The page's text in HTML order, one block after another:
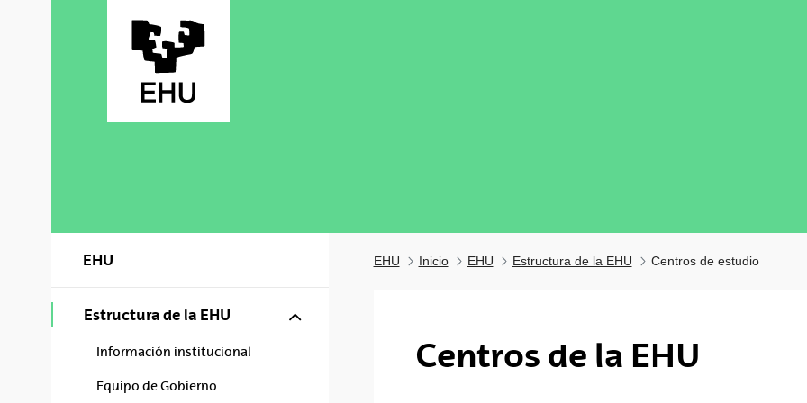
EHU
Estructura de la EHU Mostrar/ocultar subpáginas
Información institucional
Equipo de Gobierno
EHU Inicio EHU Estructura de la EHU Centros de estudio
Centros de la EHU